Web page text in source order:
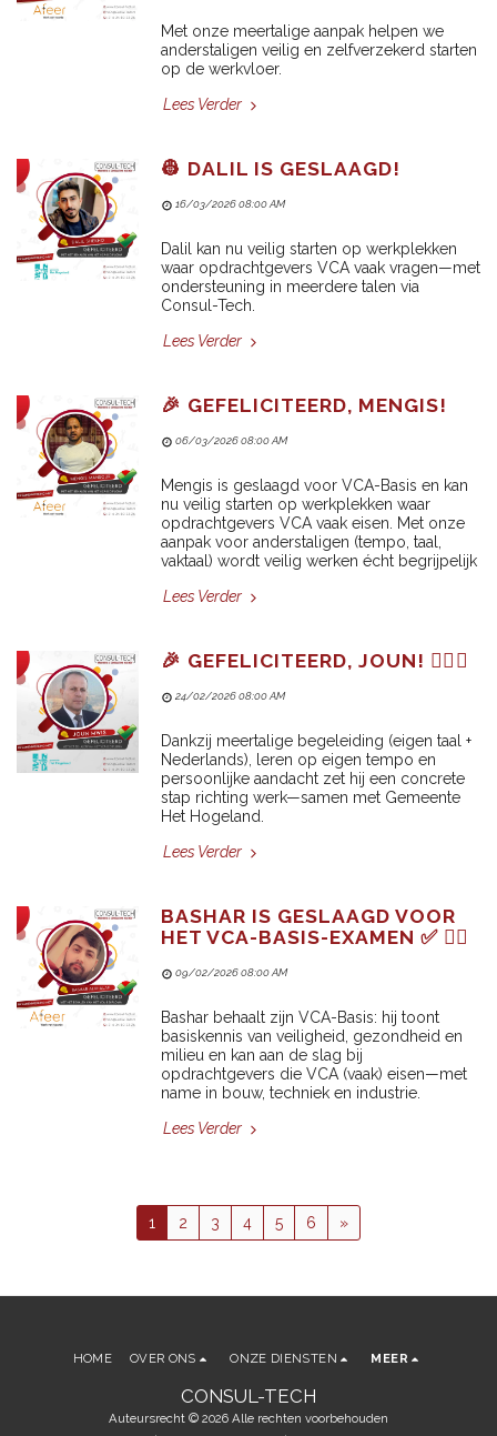
Met onze meertalige aanpak helpen we
anderstaligen veilig en zelfverzekerd starten
op de werkvloer.
Lees Verder
👷 DALIL IS GESLAAGD!
16/03/2026 08:00 AM
Dalil kan nu veilig starten op werkplekken
waar opdrachtgevers VCA vaak vragen—met
ondersteuning in meerdere talen via
Consul-Tech.
Lees Verder
🎉 GEFELICITEERD, MENGIS!
06/03/2026 08:00 AM
Mengis is geslaagd voor VCA-Basis en kan
nu veilig starten op werkplekken waar
opdrachtgevers VCA vaak eisen. Met onze
aanpak voor anderstaligen (tempo, taal,
vaktaal) wordt veilig werken écht begrijpelijk
Lees Verder
🎉 GEFELICITEERD, JOUN! 👷‍♂️✅
24/02/2026 08:00 AM
Dankzij meertalige begeleiding (eigen taal +
Nederlands), leren op eigen tempo en
persoonlijke aandacht zet hij een concrete
stap richting werk—samen met Gemeente
Het Hogeland.
Lees Verder
BASHAR IS GESLAAGD VOOR
HET VCA-BASIS-EXAMEN ✅ 👷‍♂️
09/02/2026 08:00 AM
Bashar behaalt zijn VCA-Basis: hij toont
basiskennis van veiligheid, gezondheid en
milieu en kan aan de slag bij
opdrachtgevers die VCA (vaak) eisen—met
name in bouw, techniek en industrie.
Lees Verder
1 2 3 4 5 6 »
CONSUL-TECH
Auteursrecht © 2026 Alle rechten voorbehouden
HOME OVER ONS ONZE DIENSTEN MEER